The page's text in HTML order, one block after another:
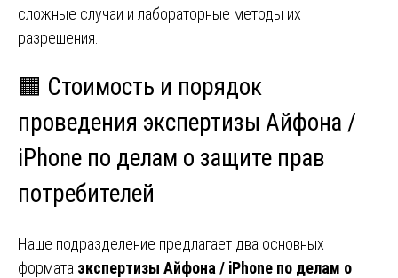
сложные случаи и лабораторные методы их
разрешения.
🟧 Стоимость и порядок
проведения экспертизы Айфона /
iPhone по делам о защите прав
потребителей
Наше подразделение предлагает два основных
формата экспертизы Айфона / iPhone по делам о